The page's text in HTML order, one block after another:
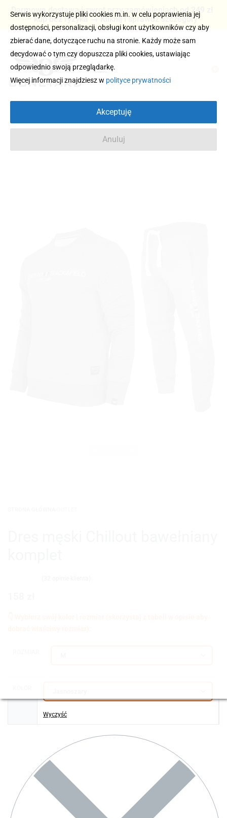
Darmowa dostawa i zwrot przy zamówieniach od 249 zł
– kup bez ryzyka → Kliknij i sprawdź szczegóły
Wyczyść
Serwis wykorzystuje pliki cookies m.in. w celu poprawienia jej
dostępności, personalizacji, obsługi kont użytkowników czy aby
zbierać dane, dotyczące ruchu na stronie. Każdy może sam
decydować o tym czy dopuszcza pliki cookies, ustawiając
odpowiednio swoją przeglądarkę.
Więcej informacji znajdziesz w polityce prywatności
Akceptuję
Anuluj